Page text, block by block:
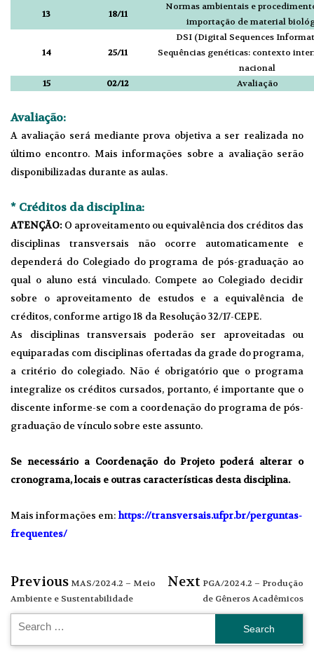
13 18/11
Normas ambientais e
importação de material
14 25/11
DSI (Digital Sequences
Sequências genéticas: contexto
nacional
15
02/12 Avaliação
Avaliação:
A avaliação será mediante prova objetiva a ser realizada no
último encontro. Mais informações sobre a avaliação serão
disponibilizadas durante as aulas.
* Créditos da disciplina:
ATENÇÃO: O aproveitamento ou equivalência dos créditos das
disciplinas transversais não ocorre automaticamente e
dependerá do Colegiado do programa de pós-graduação ao
qual o aluno está vinculado. Compete ao Colegiado decidir
sobre o aproveitamento de estudos e a equivalência de
créditos, conforme artigo 18 daResolução 32/17-CEPE.
As disciplinas transversais poderão ser aproveitadas ou
equiparadas com disciplinas ofertadas da grade do programa,
a critério do colegiado. Não é obrigatório que o programa
integralize os créditos cursados, portanto, é importante que o
discente informe-se com a coordenação do programa de pós-
graduação de vínculo sobre este assunto.
Se necessário a Coordenação do Projeto poderá alterar o
cronograma, locais e outras características desta disciplina.
Mais informações em:https://transversais.ufpr.br/perguntas-
frequentes/
PreviousMAS/2024.2 – Meio
Ambiente e Sustentabilidade
Next PGA/2024.2 – Produção
de Gêneros Acadêmicos